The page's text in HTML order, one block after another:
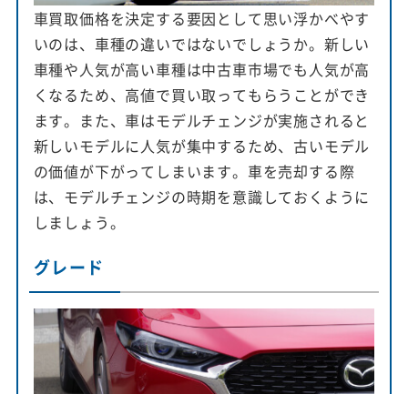
車買取価格を決定する要因として思い浮かべやす
いのは、車種の違いではないでしょうか。新しい
車種や人気が高い車種は中古車市場でも人気が高
くなるため、高値で買い取ってもらうことができ
ます。また、車はモデルチェンジが実施されると
新しいモデルに人気が集中するため、古いモデル
の価値が下がってしまいます。車を売却する際
は、モデルチェンジの時期を意識しておくように
しましょう。
グレード